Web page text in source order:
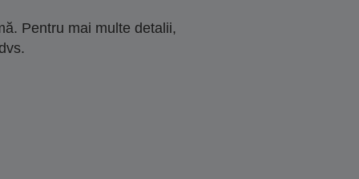
Pentru mai multe detalii,